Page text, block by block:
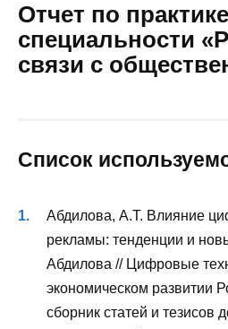
Отчет по практике
специальности
связи с
Список
Абдилова, А.Т. Влияние
рекламы: тенденции и
Абдилова // Цифровые
экономическом развитии
сборник статей и тезисов